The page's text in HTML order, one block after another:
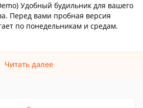
Удобный будильник для вашего
Перед вами пробная версия
по понедельникам и средам.
Читать далее